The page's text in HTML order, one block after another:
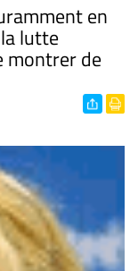
en
lutte
montrer de